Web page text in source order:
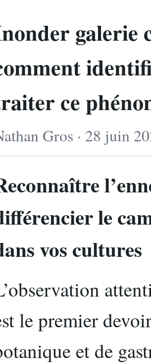
galerie
ce
Gros · 28 juin
le
vos cultures
le premier
et de